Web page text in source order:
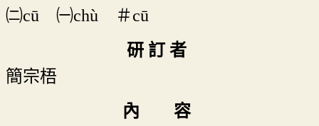
㈡cū ㈠chù ＃cū
研 訂 者
簡宗梧
內 容